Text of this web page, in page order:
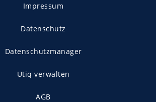
Impressum
Datenschutz
Datenschutzmanager
Utiq verwalten
AGB